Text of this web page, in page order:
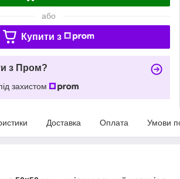
або
Купити з
з Пром?
захистом
Доставка Оплата Умови